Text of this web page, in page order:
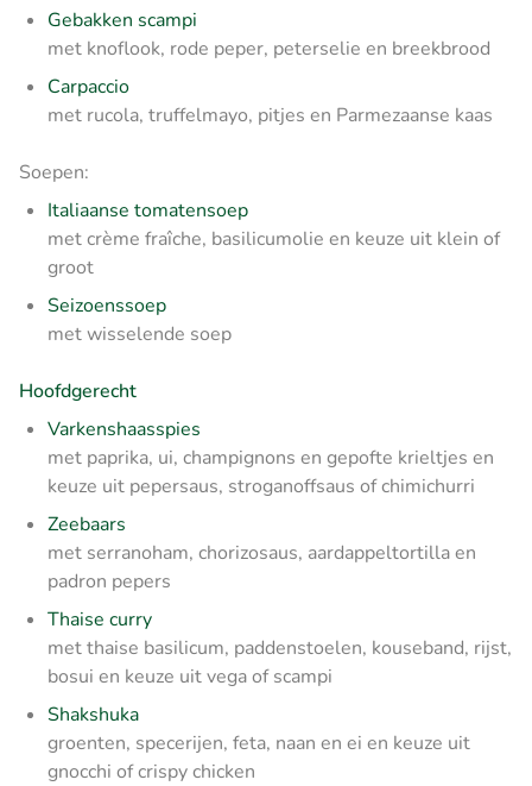
Gebakken scampi
met knoflook, rode peper, peterselie en breekbrood
Carpaccio
met rucola, truffelmayo, pitjes en Parmezaanse kaas
Soepen:
Italiaanse tomatensoep
met crème fraîche, basilicumolie en keuze uit klein of
groot
Seizoenssoep
met wisselende soep
Hoofdgerecht
Varkenshaasspies
met paprika, ui, champignons en gepofte krieltjes en
keuze uit pepersaus, stroganoffsaus of chimichurri
Zeebaars
met serranoham, chorizosaus, aardappeltortilla en
padron pepers
Thaise curry
met thaise basilicum, paddenstoelen, kouseband, rijst,
bosui en keuze uit vega of scampi
Shakshuka
groenten, specerijen, feta, naan en ei en keuze uit
gnocchi of crispy chicken